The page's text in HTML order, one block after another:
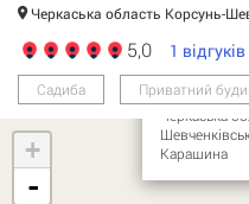
Черкаська область Корсунь-
5,0 1 відгуків
Садиба Приватний
"Наталі"
Черкаська
Карашина
+
-